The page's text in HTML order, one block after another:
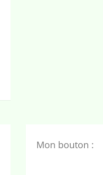
Mon bouton :